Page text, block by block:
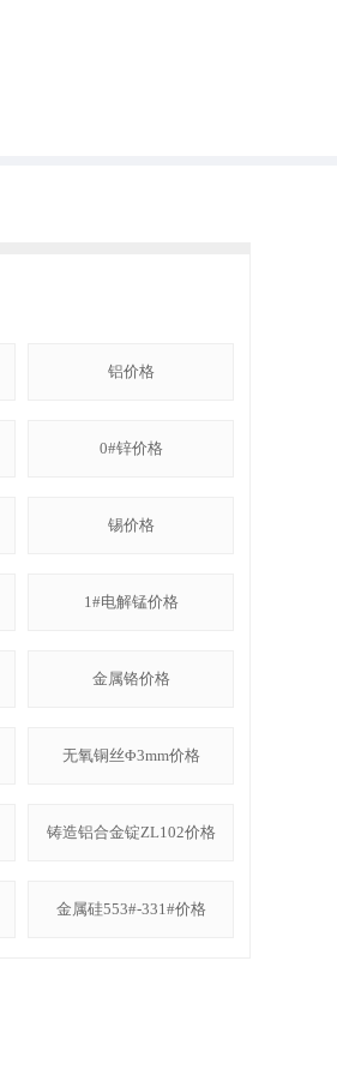
铝价格
0#锌价格
锡价格
1#电解锰价格
金属铬价格
无氧铜丝Φ3mm价格
铸造铝合金锭ZL102价格
金属硅553#-331#价格